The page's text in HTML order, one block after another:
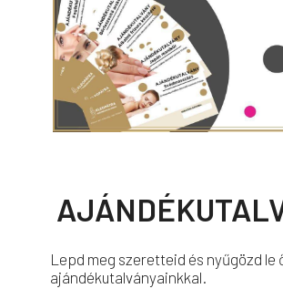
Lepd meg szeretteid és nyűgözd le
ajándékutalványainkkal.